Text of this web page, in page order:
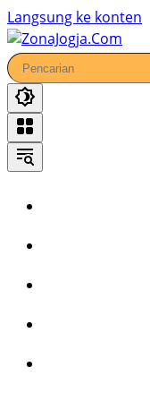
Langsung ke konten